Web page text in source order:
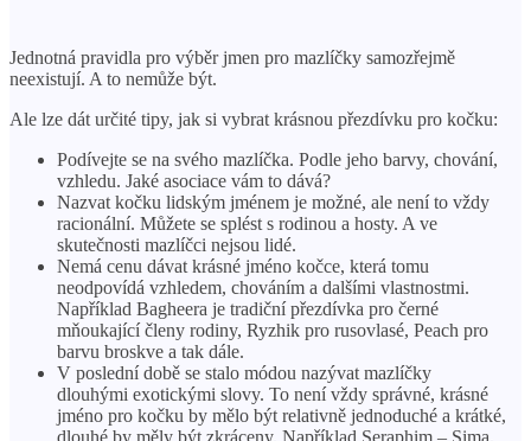
Jednotná pravidla pro výběr jmen pro mazlíčky samozřejmě
neexistují. A to nemůže být.
Ale lze dát určité tipy, jak si vybrat krásnou přezdívku pro kočku:
Podívejte se na svého mazlíčka. Podle jeho barvy, chování,
vzhledu. Jaké asociace vám to dává?
Nazvat kočku lidským jménem je možné, ale není to vždy
racionální. Můžete se splést s rodinou a hosty. A ve
skutečnosti mazlíčci nejsou lidé.
Nemá cenu dávat krásné jméno kočce, která tomu
neodpovídá vzhledem, chováním a dalšími vlastnostmi.
Například Bagheera je tradiční přezdívka pro černé
mňoukající členy rodiny, Ryzhik pro rusovlasé, Peach pro
barvu broskve a tak dále.
V poslední době se stalo módou nazývat mazlíčky
dlouhými exotickými slovy. To není vždy správné, krásné
jméno pro kočku by mělo být relativně jednoduché a krátké,